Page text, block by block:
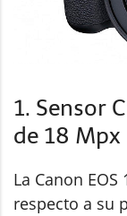
1. Sensor
de 18 Mpx
La Canon
respecto a su